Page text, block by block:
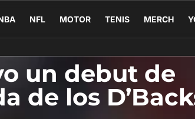
NFL MOTOR TENIS MERCH
un debut de
de los